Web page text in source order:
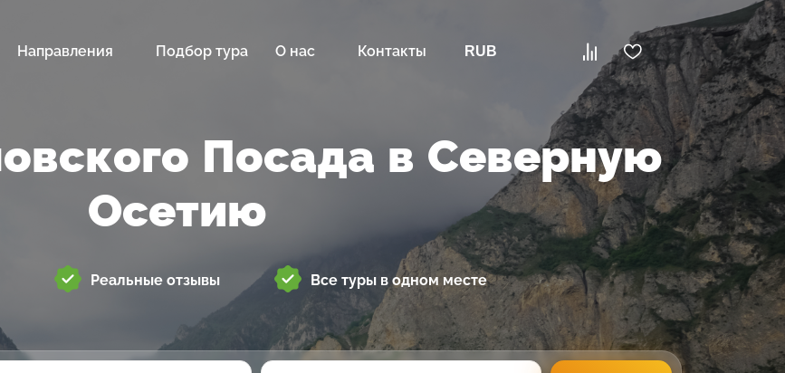
Направления Подбор тура О нас Контакты RUB
Посада в Северную
Осетию
Реальные отзывы Все туры в одном месте